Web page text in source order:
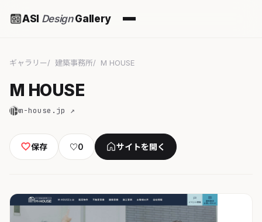
ASI DesignGallery
ギャラリー 建築事務所 M HOUSE
M HOUSE
m-house.jp ↗
保存 ♡0 サイトを開く